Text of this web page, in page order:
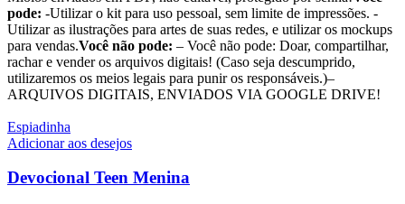
pode: -Utilizar o kit para uso pessoal, sem limite de impressões. -
Utilizar as ilustrações para artes de suas redes, e utilizar os mockups
para vendas.Você não pode: – Você não pode: Doar, compartilhar,
rachar e vender os arquivos digitais! (Caso seja descumprido,
utilizaremos os meios legais para punir os responsáveis.)–
ARQUIVOS DIGITAIS, ENVIADOS VIA GOOGLE DRIVE!
Espiadinha
Adicionar aos desejos
Devocional Teen Menina